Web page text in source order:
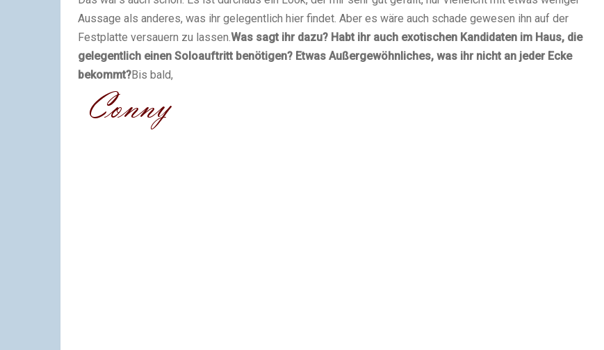
Aussage als anderes, was ihr gelegentlich hier findet. Aber es wäre auch schade gewesen ihn auf der
Festplatte versauern zu lassen.Was sagt ihr dazu? Habt ihr auch exotischen Kandidaten im Haus, die
gelegentlich einen Soloauftritt benötigen? Etwas Außergewöhnliches, was ihr nicht an jeder Ecke
bekommt?Bis bald,